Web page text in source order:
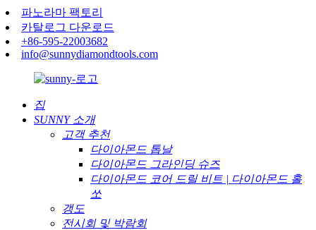
파노라마 팩토리
카탈로그 다운로드
+86-595-22003682
info@sunnydiamondtools.com
집
SUNNY 소개
고객 추천
다이아몬드 톱날
다이아몬드 그라인딩 슈즈
다이아몬드 코어 드릴 비트 | 다이아몬드 홀
쏘
갱도
전시회 및 박람회